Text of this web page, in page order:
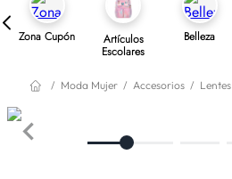
Zona Cupón Artículos
Escolares
Belleza
Moda Mujer Accesorios Lentes